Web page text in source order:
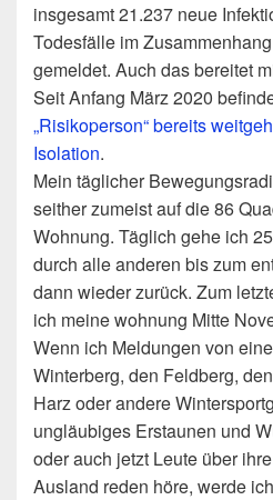
insgesamt 21.237 neue
Todesfälle im
gemeldet. Auch das bereitet
Seit Anfang März 2020
„Risikoperson“ bereits
Isolation.
Mein täglicher
seither zumeist auf die 86
Wohnung. Täglich gehe ich
durch alle anderen bis zum
dann wieder zurück. Zum
ich meine wohnung Mitte
Wenn ich Meldungen von
Winterberg, den Feldberg,
Harz oder andere
ungläubiges Erstaunen und
oder auch jetzt Leute über
Ausland reden höre, werde